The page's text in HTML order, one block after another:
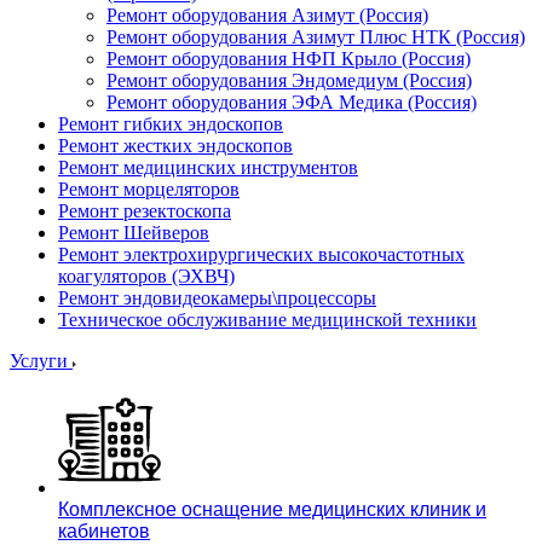
Ремонт оборудования Азимут (Россия)
Ремонт оборудования Азимут Плюс НТК (Россия)
Ремонт оборудования НФП Крыло (Россия)
Ремонт оборудования Эндомедиум (Россия)
Ремонт оборудования ЭФА Медика (Россия)
Ремонт гибких эндоскопов
Ремонт жестких эндоскопов
Ремонт медицинских инструментов
Ремонт морцеляторов
Ремонт резектоскопа
Ремонт Шейверов
Ремонт электрохирургических высокочастотных
коагуляторов (ЭХВЧ)
Ремонт эндовидеокамеры\процессоры
Техническое обслуживание медицинской техники
Услуги
Комплексное оснащение медицинских клиник и
кабинетов